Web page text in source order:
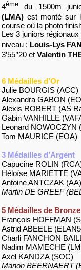
4ème du 1500m
(LMA) est monté sur
course où la photo
Les 3 juniors
niveau : Louis-Lys
3’55’’20 et Valentin
6 Médailles d’Or
Julie BOURGIS
Alexandra
Alexis ROBERT (AS
Gabin VANHILLE
Leonard
Tom MAURICE
3 Médailles d’Argent
Capucine ROLIN
Héloïse
Antoine
Martin DE GREEF
5 Médailles de Bronze
François
Astrid ABEELE
Charli FANCHON
Nadim
Axel KANDZA
Manon BEERNAERT